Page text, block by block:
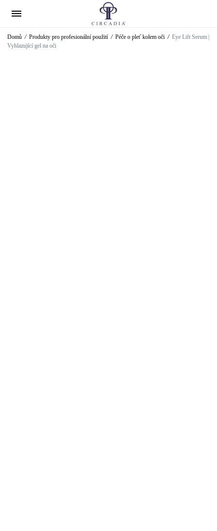
Domů / Produkty pro profesionální použití / Péče o pleť kolem oči / Eye Lift Serum |
Vyhlazující gel na oči